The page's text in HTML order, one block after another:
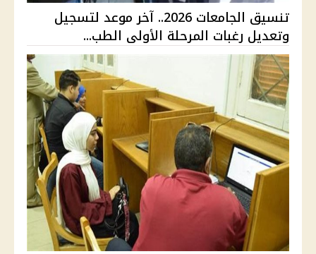
تنسيق الجامعات 2026.. آخر موعد لتسجيل
وتعديل رغبات المرحلة الأولى الطب...